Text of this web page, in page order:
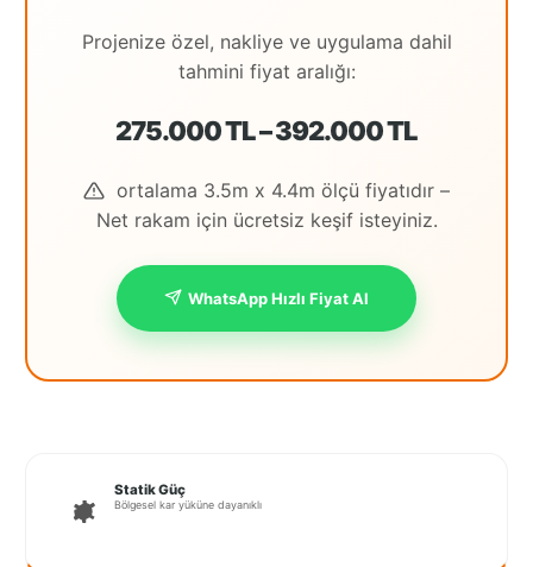
Projenize özel, nakliye ve uygulama dahil
tahmini fiyat aralığı:
275.000 TL – 392.000 TL
ortalama 3.5m x 4.4m ölçü fiyatıdır –
Net rakam için ücretsiz keşif isteyiniz.
WhatsApp Hızlı Fiyat Al
Statik Güç
Bölgesel kar yüküne dayanıklı
Giresun
İstanbul
Anadolu
İstanbul
Kocaeli